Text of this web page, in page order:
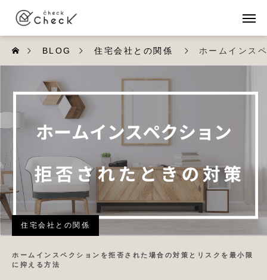
BLOG 住宅会社との関係 ホームインス
住宅会社との関係
ホームインスペクションを拒否された場合の対策とリスクを最小限
に抑える方法